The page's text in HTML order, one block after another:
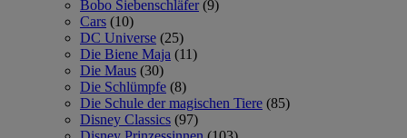
Bobo Siebenschläfer (9)
Cars (10)
DC Universe (25)
Die Biene Maja (11)
Die Maus (30)
Die Schlümpfe (8)
Die Schule der magischen Tiere (85)
Disney Classics (97)